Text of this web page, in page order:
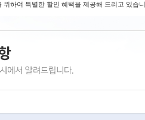
여 특별한 할인 혜택을 제공해 드리고 있습